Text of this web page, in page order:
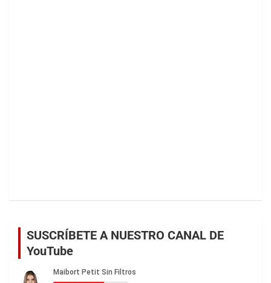
SUSCRÍBETE A NUESTRO CANAL DE
YouTube